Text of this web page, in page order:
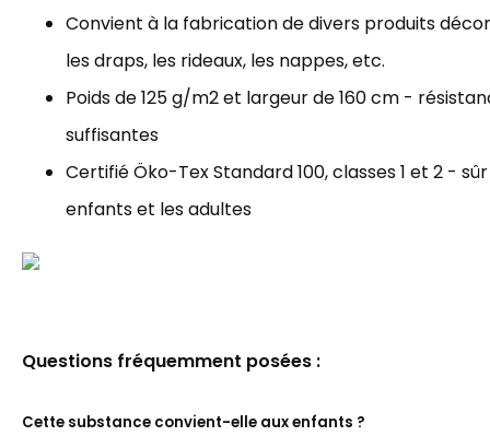
Convient à la fabrication de divers produits
les draps, les rideaux, les nappes, etc.
Poids de 125 g/m2 et largeur de 160 cm -
suffisantes
Certifié Öko-Tex Standard 100, classes 1 et 2 -
enfants et les adultes
Questions fréquemment posées :
Cette substance convient-elle aux enfants ?